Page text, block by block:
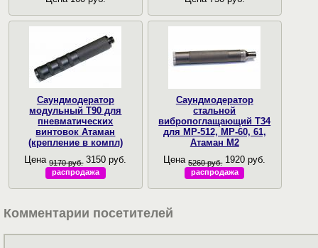
Саундмодератор
модульный T90 для
пневматических
винтовок Атаман
(крепление в компл)
Цена9170 руб. 3150 руб.
распродажа
Саундмодератор
стальной
вибропоглащающий T34
для МР-512, МР-60, 61,
Атаман М2
Цена5260 руб. 1920 руб.
распродажа
Комментарии посетителей